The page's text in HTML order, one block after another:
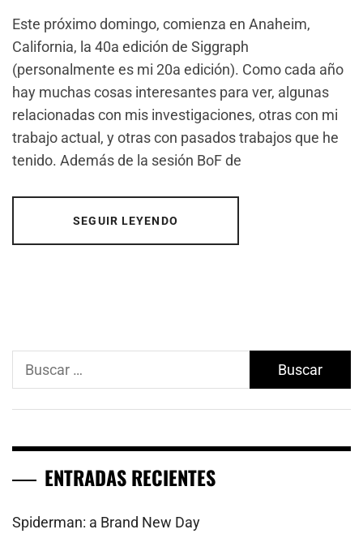
Este próximo domingo, comienza en Anaheim,
California, la 40a edición de Siggraph
(personalmente es mi 20a edición). Como cada año
hay muchas cosas interesantes para ver, algunas
relacionadas con mis investigaciones, otras con mi
trabajo actual, y otras con pasados trabajos que he
tenido. Además de la sesión BoF de
SEGUIR LEYENDO
Buscar:
ENTRADAS RECIENTES
Spiderman: a Brand New Day